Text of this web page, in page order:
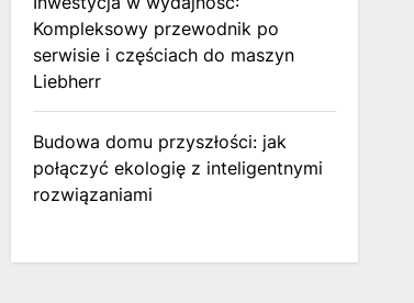
Kompleksowy przewodnik po
serwisie i częściach do maszyn
Liebherr
Budowa domu przyszłości: jak
połączyć ekologię z inteligentnymi
rozwiązaniami